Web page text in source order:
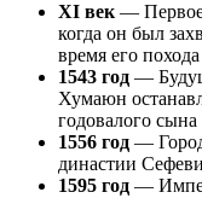
XI век — Первое
когда он был
время его
1543 год —
Хумаюн
годовалого
1556 год —
династии
1595 год —